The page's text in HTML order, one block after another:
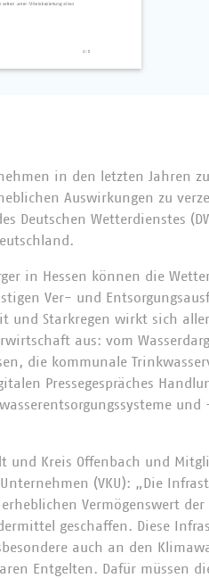
in den letzten Jahren
Auswirkungen zu
Deutschen Wetterdienstes
in Hessen können die
Ver- und
und Starkregen wirkt sich
aus: vom
die kommunale
Pressegespräches
und Kreis Offenbach und
(VKU): „Die
Vermögenswert
geschaffen. Diese
auch an den
Entgelten. Dafür müssen